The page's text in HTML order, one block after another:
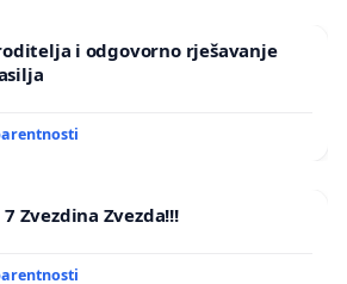
i odgovorno rješavanje
Zvezdina Zvezda!!!